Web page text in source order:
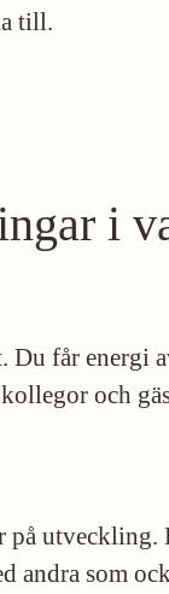
till.
i
Du får energi
och
utveckling.
andra som